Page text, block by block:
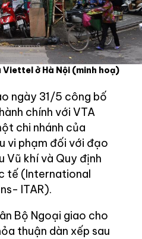
ở Hà Nội (minh hoạ)
ngày 31/5 công bố
chính với VTA
chi nhánh của
vi phạm đối với đạo
Vũ khí và Quy định
tế (International
ITAR).
Bộ Ngoại giao cho
thuận dàn xếp sau